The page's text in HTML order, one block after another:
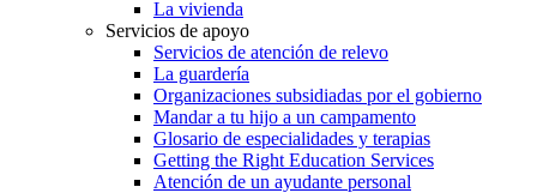
La vivienda
Servicios de apoyo
Servicios de atención de relevo
La guardería
Organizaciones subsidiadas por el gobierno
Mandar a tu hijo a un campamento
Glosario de especialidades y terapias
Getting the Right Education Services
Atención de un ayudante personal